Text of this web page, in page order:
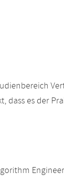
dass es der